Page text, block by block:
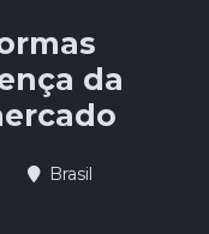
da
Brasil